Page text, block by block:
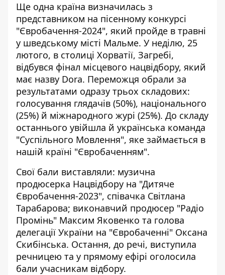
Ще одна країна визначилась з
представником на пісенному конкурсі
"Євробачення-2024", який пройде в травні
у шведському місті Мальме. У неділю, 25
лютого, в столиці Хорватії, Загребі,
відбувся фінал місцевого нацвідбору, який
має назву Dora. Переможця обрали за
результатами одразу трьох складових:
голосування глядачів (50%), національного
(25%) й міжнародного журі (25%). До складу
останнього увійшла й українська команда
"Суспільного Мовлення", яке займається в
нашій країні "Євробаченням".
Свої бали виставляли: музична
продюсерка Нацвідбору на "Дитяче
Євробачення-2023", співачка Світлана
Тарабарова; виконавчий продюсер "Радіо
Промінь" Максим Яковенко та голова
делегації України на "Євробаченні" Оксана
Скибінська. Остання, до речі, виступила
речницею та у прямому ефірі оголосила
бали учасникам відбору.